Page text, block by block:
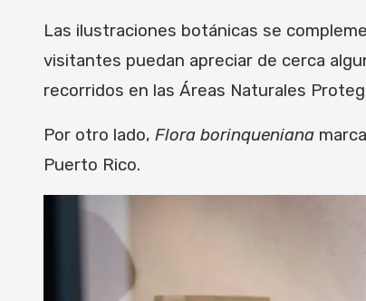
Las ilustraciones botánicas se
visitantes puedan apreciar de cerca
recorridos en las Áreas Naturales
Por otro lado, Flora borinqueniana
Puerto Rico.